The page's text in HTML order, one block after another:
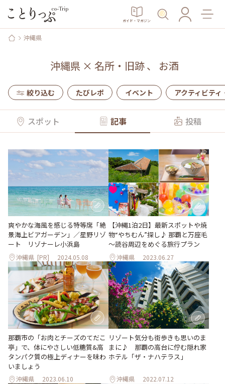
ガイド・マガジン
沖縄県
沖縄県 × 名所・旧跡、 お酒
絞り込む たびレポ イベント アクティビティ
スポット 記事 投稿
爽やかな海⾵を感じる特等席「絶
景海上ビアガーデン」／星野リゾ
ート リゾナーレ⼩浜島
沖縄県 [PR] 2024.05.08
【沖縄1泊2日】最新スポットや焼
物“やちむん”探し♪ 那覇と万座毛
～読谷周辺をめぐる旅行プラン
沖縄県 2023.06.27
那覇市の「お肉とチーズのてだこ
亭」で、体にやさしい低糖質&高
タンパク質の極上ディナーを味わ
いましょう
沖縄県 2023.06.10
リゾート気分も街歩きも思いのま
まに♪ 那覇の高台に佇む隠れ家
ホテル「ザ・ナハテラス」
沖縄県 2022.07.12